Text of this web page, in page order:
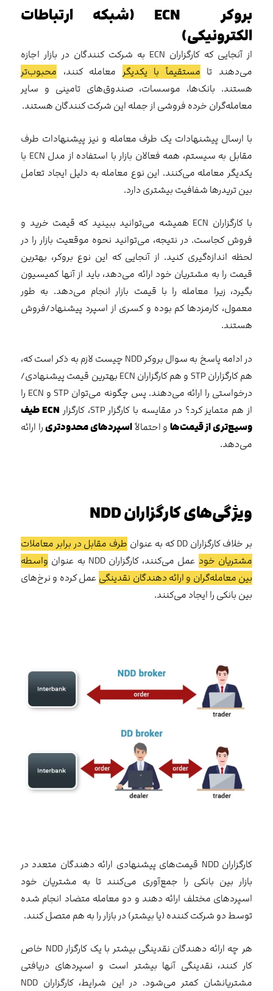
بروکر ECN (شبکه ارتباطات
الکترونیکی)
از آنجایی که کارگزاران ECN به شرکت کنندگان در بازار اجازه
می‌دهند تا مستقیماً با یکدیگر معامله کنند، محبوب‌تر
هستند. بانک‌ها، موسسات، صندوق‌های تامینی و سایر
معامله‌گران خرده فروشی از جمله این شرکت کنندگان هستند.
با ارسال پیشنهادات یک طرف معامله و نیز پیشنهادات طرف
مقابل به سیستم، همه فعالان بازار با استفاده از مدل ECN با
یکدیگر معامله می‌کنند. این نوع معامله به دلیل ایجاد تعامل
بین تریدرها شفافیت بیشتری دارد.
با کارگزاران ECN همیشه می‌توانید ببینید که قیمت خرید و
فروش کجاست. در نتیجه، می‌توانید نحوه موقعیت بازار را در
لحظه اندازه‌گیری کنید. از آنجایی که این نوع بروکر، بهترین
قیمت را به مشتریان خود ارائه می‌دهد، باید از آنها کمیسیون
بگیرد، زیرا معامله را با قیمت بازار انجام می‌دهد. به طور
معمول، کارمزدها کم بوده و کسری از اسپرد پیشنهاد/فروش
هستند.
در ادامه پاسخ به سوال بروکر NDD چیست لازم به ذکر است که،
هم کارگزاران STP و هم کارگزاران ECN بهترین قیمت پیشنهادی/
درخواستی را ارائه می‌دهند. پس چگونه می‌توان STP و ECN را
از هم متمایز کرد؟ در مقایسه با کارگزار STP، کارگزار
ECNطیف
وسیع‌تری از قیمت‌ها و احتمالاًاسپردهای محدودتریرا ارائه
می‌دهد.
ویژگی‌های کارگزارانNDD
بر خلاف کارگزاران DD که به عنوان
طرف مقابل در برابر معاملات
مشتریان خود عمل می‌کنند، کارگزاران NDD به عنوان
واسطه
بین معامله‌گران و ارائه دهندگان نقدینگی عمل کرده و نرخ‌های
بین بانکی را ایجاد می‌کنند.
کارگزاران NDD قیمت‌های پیشنهادی ارائه دهندگان متعدد در
بازار بین بانکی را جمع‌آوری می‌کنند تا به مشتریان خود
اسپردهای مختلف ارائه دهند و دو معامله متضاد انجام شده
توسط دو شرکت کننده (یا بیشتر) در بازار را به هم متصل کنند.
هر چه ارائه دهندگان نقدینگی بیشتر با یک کارگزار NDD خاص
کار کنند، نقدینگی آنها بیشتر است و اسپردهای دریافتی
مشتریانشان کمتر می‌شود. در این شرایط، کارگزاران NDD